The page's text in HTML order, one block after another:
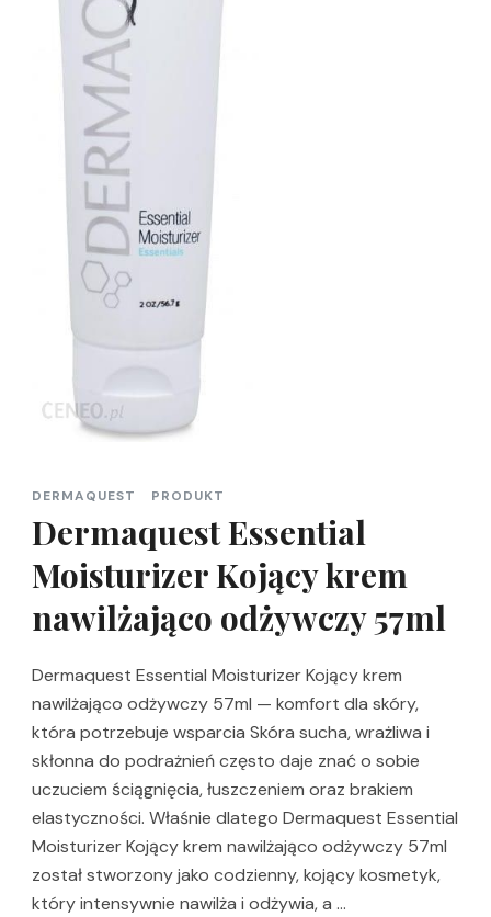
DERMAQUEST PRODUKT
Dermaquest Essential
Moisturizer Kojący krem
nawilżająco odżywczy 57ml
Dermaquest Essential Moisturizer Kojący krem
nawilżająco odżywczy 57ml — komfort dla skóry,
która potrzebuje wsparcia Skóra sucha, wrażliwa i
skłonna do podrażnień często daje znać o sobie
uczuciem ściągnięcia, łuszczeniem oraz brakiem
elastyczności. Właśnie dlatego Dermaquest Essential
Moisturizer Kojący krem nawilżająco odżywczy 57ml
został stworzony jako codzienny, kojący kosmetyk,
który intensywnie nawilża i odżywia, a …